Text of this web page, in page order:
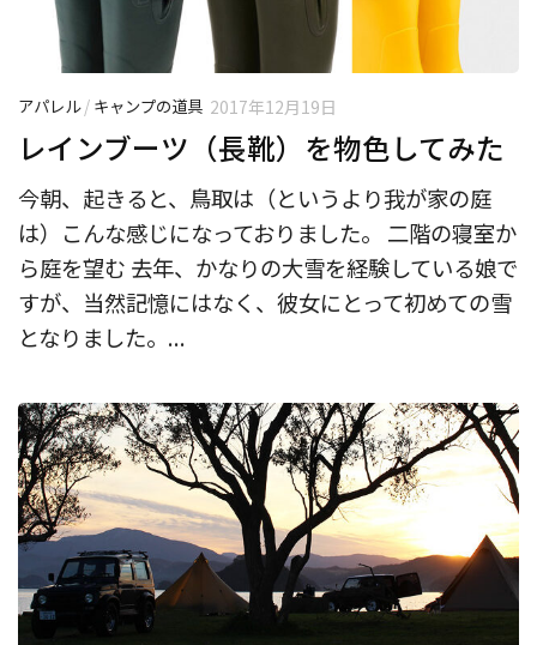
アパレル/ キャンプの道具 2017年12月19日
レインブーツ（長靴）を物色してみた
今朝、起きると、鳥取は（というより我が家の庭
は）こんな感じになっておりました。 二階の寝室か
ら庭を望む 去年、かなりの大雪を経験している娘で
すが、当然記憶にはなく、彼女にとって初めての雪
となりました。...